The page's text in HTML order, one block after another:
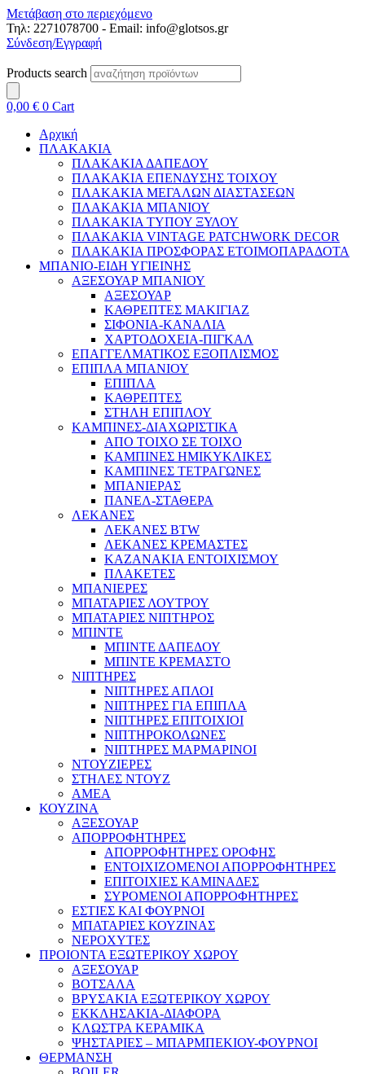
Μετάβαση στο περιεχόμενο
Τηλ: 2271078700 - Email: info@glotsos.gr
Σύνδεση/Εγγραφή
Products search
0,00 € 0 Cart
Αρχική
ΠΛΑΚΑΚΙΑ
ΠΛΑΚΑΚΙΑ ΔΑΠΕΔΟΥ
ΠΛΑΚΑΚΙΑ ΕΠΕΝΔΥΣΗΣ ΤΟΙΧΟΥ
ΠΛΑΚΑΚΙΑ ΜΕΓΑΛΩΝ ΔΙΑΣΤΑΣΕΩΝ
ΠΛΑΚΑΚΙΑ ΜΠΑΝΙΟΥ
ΠΛΑΚΑΚΙΑ ΤΥΠΟΥ ΞΥΛΟΥ
ΠΛΑΚΑΚΙΑ VINTAGE PATCHWORK DECOR
ΠΛΑΚΑΚΙΑ ΠΡΟΣΦΟΡΑΣ ΕΤΟΙΜΟΠΑΡΑΔΟΤΑ
ΜΠΑΝΙΟ-ΕΙΔΗ ΥΓΙΕΙΝΗΣ
ΑΞΕΣΟΥΑΡ ΜΠΑΝΙΟΥ
ΑΞΕΣΟΥΑΡ
ΚΑΘΡΕΠΤΕΣ ΜΑΚΙΓΙΑΖ
ΣΙΦΟΝΙΑ-ΚΑΝΑΛΙΑ
ΧΑΡΤΟΔΟΧΕΙΑ-ΠΙΓΚΑΛ
ΕΠΑΓΓΕΛΜΑΤΙΚΟΣ ΕΞΟΠΛΙΣΜΟΣ
ΕΠΙΠΛΑ ΜΠΑΝΙΟΥ
ΕΠΙΠΛΑ
ΚΑΘΡΕΠΤΕΣ
ΣΤΗΛΗ ΕΠΙΠΛΟΥ
ΚΑΜΠΙΝΕΣ-ΔΙΑΧΩΡΙΣΤΙΚΑ
ΑΠΟ ΤΟΙΧΟ ΣΕ ΤΟΙΧΟ
ΚΑΜΠΙΝΕΣ ΗΜΙΚΥΚΛΙΚΕΣ
ΚΑΜΠΙΝΕΣ ΤΕΤΡΑΓΩΝΕΣ
ΜΠΑΝΙΕΡΑΣ
ΠΑΝΕΛ-ΣΤΑΘΕΡΑ
ΛΕΚΑΝΕΣ
ΛΕΚΑΝΕΣ BTW
ΛΕΚΑΝΕΣ ΚΡΕΜΑΣΤΕΣ
ΚΑΖΑΝΑΚΙΑ ΕΝΤΟΙΧΙΣΜΟΥ
ΠΛΑΚΕΤΕΣ
ΜΠΑΝΙΕΡΕΣ
ΜΠΑΤΑΡΙΕΣ ΛΟΥΤΡΟΥ
ΜΠΑΤΑΡΙΕΣ ΝΙΠΤΗΡΟΣ
ΜΠΙΝΤΕ
ΜΠΙΝΤΕ ΔΑΠΕΔΟΥ
ΜΠΙΝΤΕ ΚΡΕΜΑΣΤΟ
ΝΙΠΤΗΡΕΣ
ΝΙΠΤΗΡΕΣ ΑΠΛΟΙ
ΝΙΠΤΗΡΕΣ ΓΙΑ ΕΠΙΠΛΑ
ΝΙΠΤΗΡΕΣ ΕΠΙΤΟΙΧΙΟΙ
ΝΙΠΤΗΡΟΚΟΛΩΝΕΣ
ΝΙΠΤΗΡΕΣ ΜΑΡΜΑΡΙΝΟΙ
ΝΤΟΥΖΙΕΡΕΣ
ΣΤΗΛΕΣ ΝΤΟΥΖ
ΑΜΕΑ
ΚΟΥΖΙΝΑ
ΑΞΕΣΟΥΑΡ
ΑΠΟΡΡΟΦΗΤΗΡΕΣ
ΑΠΟΡΡΟΦΗΤΗΡΕΣ ΟΡΟΦΗΣ
ΕΝΤΟΙΧΙΖΟΜΕΝΟΙ ΑΠΟΡΡΟΦΗΤΗΡΕΣ
ΕΠΙΤΟΙΧΙΕΣ ΚΑΜΙΝΑΔΕΣ
ΣΥΡΟΜΕΝΟΙ ΑΠΟΡΡΟΦΗΤΗΡΕΣ
ΕΣΤΙΕΣ ΚΑΙ ΦΟΥΡΝΟΙ
ΜΠΑΤΑΡΙΕΣ ΚΟΥΖΙΝΑΣ
ΝΕΡΟΧΥΤΕΣ
ΠΡΟΙΟΝΤΑ ΕΞΩΤΕΡΙΚΟΥ ΧΩΡΟΥ
ΑΞΕΣΟΥΑΡ
ΒΟΤΣΑΛΑ
ΒΡΥΣΑΚΙΑ ΕΞΩΤΕΡΙΚΟΥ ΧΩΡΟΥ
ΕΚΚΛΗΣΑΚΙΑ-ΔΙΑΦΟΡΑ
ΚΛΩΣΤΡΑ ΚΕΡΑΜΙΚΑ
ΨΗΣΤΑΡΙΕΣ – ΜΠΑΡΜΠΕΚΙΟΥ-ΦΟΥΡΝΟΙ
ΘΕΡΜΑΝΣΗ